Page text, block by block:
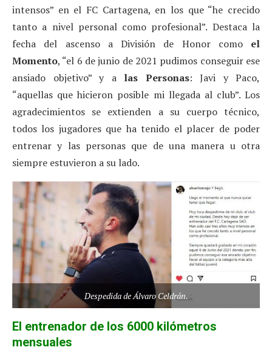
intensos” en el FC Cartagena, en los que “he crecido
tanto a nivel personal como profesional”. Destaca la
fecha del ascenso a División de Honor como el
Momento, “el 6 de junio de 2021 pudimos conseguir ese
ansiado objetivo” y a las Personas: Javi y Paco,
“aquellas que hicieron posible mi llegada al club”. Los
agradecimientos se extienden a su cuerpo técnico,
todos los jugadores que ha tenido el placer de poder
entrenar y las personas que de una manera u otra
siempre estuvieron a su lado.
Despedida de Álvaro Celdrán.
El entrenador de los 6000 kilómetros
mensuales